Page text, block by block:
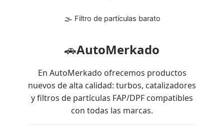
🌫 Filtro de partículas barato
🚗AutoMerkado
En AutoMerkado ofrecemos productos
nuevos de alta calidad: turbos, catalizadores
y filtros de partículas FAP/DPF compatibles
con todas las marcas.